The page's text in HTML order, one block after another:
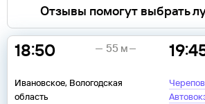
Отзывы помогут выбрать
18:50
Ивановское, Вологодская
область
55 м